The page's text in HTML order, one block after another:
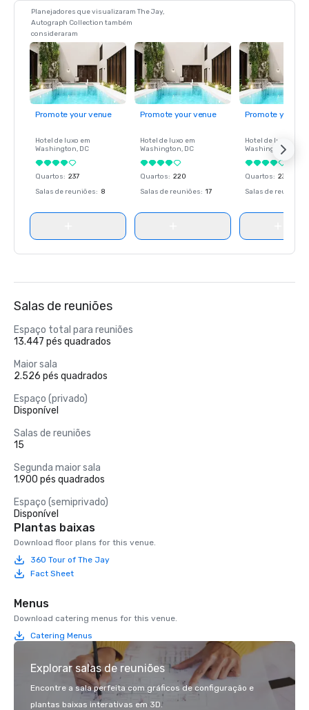
Planejadores que visualizaram The Jay,
Autograph Collection também
consideraram
Promote your venue
Hotel de luxo em
Washington, DC
Quartos: 237
Salas de reuniões: 8
Promote your venue
Hotel de luxo em
Washington, DC
Quartos: 220
Salas de reuniões: 17
Promote your
Hotel de luxo em
Washington
Quartos: 237
Salas de reuniões
Salas de reuniões
Espaço total para reuniões
13.447 pés quadrados
Maior sala
2.526 pés quadrados
Espaço (privado)
Disponível
Salas de reuniões
15
Segunda maior sala
1.900 pés quadrados
Espaço (semiprivado)
Disponível
Plantas baixas
Download floor plans for this venue.
360 Tour of The Jay
Fact Sheet
Menus
Download catering menus for this venue.
Catering Menus
Explorar salas de reuniões
Encontre a sala perfeita com gráficos de configuração e
plantas baixas interativas em 3D.